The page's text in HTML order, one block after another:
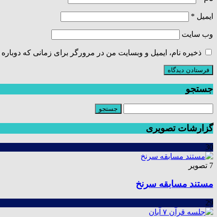
ایمیل *
وب‌ سایت
ذخیره نام، ایمیل و وبسایت من در مرورگر برای زمانی که
جستجو
گزارشات تصویری
30
7 تصویر
مستند مسابقه سرنخ
29